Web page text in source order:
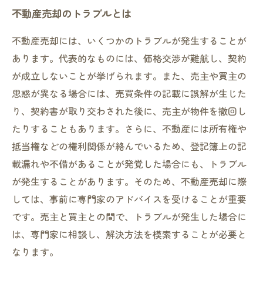
不動産売却のトラブルとは
不動産売却には、いくつかのトラブルが発生することが
あります。代表的なものには、価格交渉が難航し、契約
が成立しないことが挙げられます。また、売主や買主の
思惑が異なる場合には、売買条件の記載に誤解が生じた
り、契約書が取り交わされた後に、売主が物件を撤回し
たりすることもあります。さらに、不動産には所有権や
抵当権などの権利関係が絡んでいるため、登記簿上の記
載漏れや不備があることが発覚した場合にも、トラブル
が発生することがあります。そのため、不動産売却に際
しては、事前に専門家のアドバイスを受けることが重要
です。売主と買主との間で、トラブルが発生した場合に
は、専門家に相談し、解決方法を模索することが必要と
なります。